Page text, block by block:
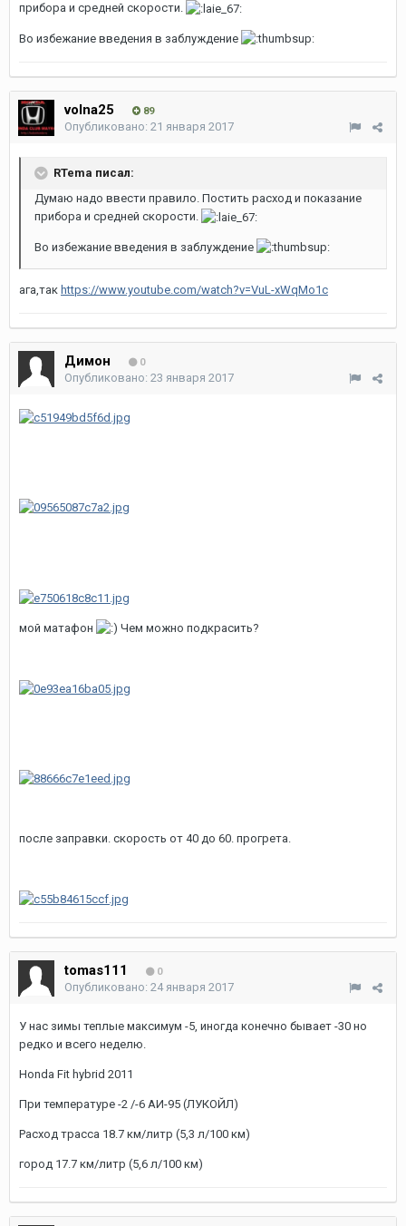
прибора и средней скорости.
Во избежание введения в заблуждение
volna25 89
Опубликовано: 21 января 2017
RTema писал:
Думаю надо ввести правило. Постить расход и показание
прибора и средней скорости.
Во избежание введения в заблуждение
ага,так https://www.youtube.com/watch?v=VuL-xWqMo1c
Димон 0
Опубликовано: 23 января 2017
мой матафон Чем можно подкрасить?
после заправки. скорость от 40 до 60. прогрета.
tomas111 0
Опубликовано: 24 января 2017
У нас зимы теплые максимум -5, иногда конечно бывает -30 но
редко и всего неделю.
Honda Fit hybrid 2011
При температуре -2 /-6 АИ-95 (ЛУКОЙЛ)
Расход трасса 18.7 км/литр (5,3 л/100 км)
город 17.7 км/литр (5,6 л/100 км)